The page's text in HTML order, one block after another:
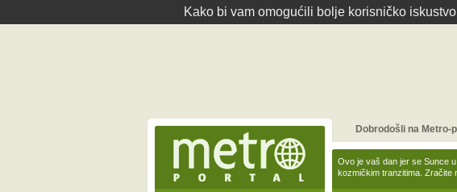
Kako bi vam omogućili bolje korisničko
Ovo je vaš dan jer se Sunce
kozmičkim tranzitima. Zračite
Dobrodošli na Metro-